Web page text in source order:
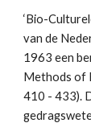
‘Bio-
van de
1963 een
Methods of
410 - 433).